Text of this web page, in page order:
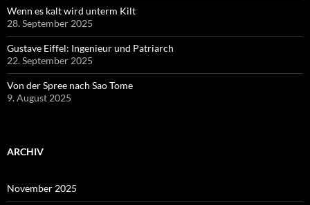
Wenn es kalt wird unterm Kilt
28. September 2025
Gustave Eiffel: Ingenieur und Patriarch
22. September 2025
Von der Spree nach Sao Tome
9. August 2025
ARCHIV
November 2025